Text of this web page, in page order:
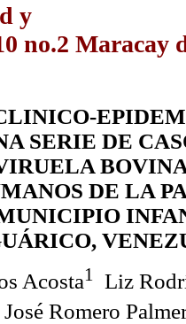
y
no.2 Maracay
SERIE DE
DE LA
Acosta1
Liz
José Romero